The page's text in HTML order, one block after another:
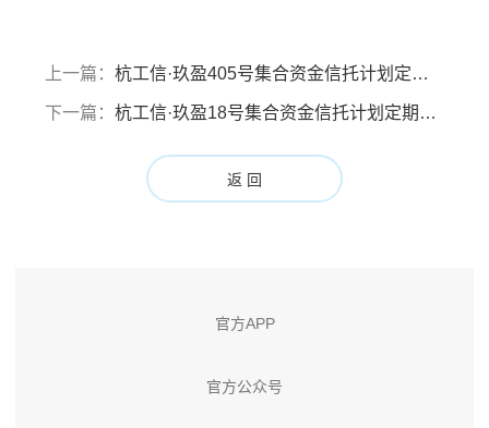
上一篇： 杭工信·玖盈405号集合资金信托计划定期信息披露报告（报告期：2025年04月01日至2025年06月30日）
下一篇： 杭工信·玖盈18号集合资金信托计划定期信息披露报告（报告期：2025年04月01日至2025年06月30日）
返 回
官方APP
官方公众号